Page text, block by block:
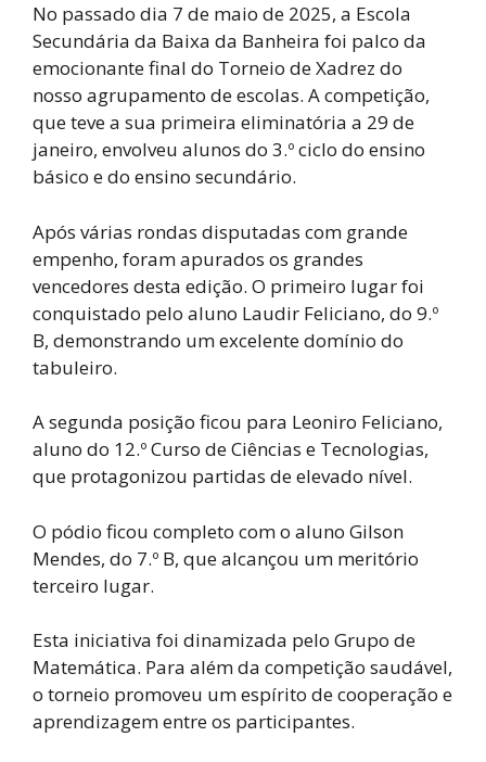
No passado dia 7 de maio de 2025, a Escola
Secundária da Baixa da Banheira foi palco da
emocionante final do Torneio de Xadrez do
nosso agrupamento de escolas. A competição,
que teve a sua primeira eliminatória a 29 de
janeiro, envolveu alunos do 3.º ciclo do ensino
básico e do ensino secundário.
Após várias rondas disputadas com grande
empenho, foram apurados os grandes
vencedores desta edição. O primeiro lugar foi
conquistado pelo aluno Laudir Feliciano, do 9.º
B, demonstrando um excelente domínio do
tabuleiro.
A segunda posição ficou para Leoniro Feliciano,
aluno do 12.º Curso de Ciências e Tecnologias,
que protagonizou partidas de elevado nível.
O pódio ficou completo com o aluno Gilson
Mendes, do 7.º B, que alcançou um meritório
terceiro lugar.
Esta iniciativa foi dinamizada pelo Grupo de
Matemática. Para além da competição saudável,
o torneio promoveu um espírito de cooperação e
aprendizagem entre os participantes.